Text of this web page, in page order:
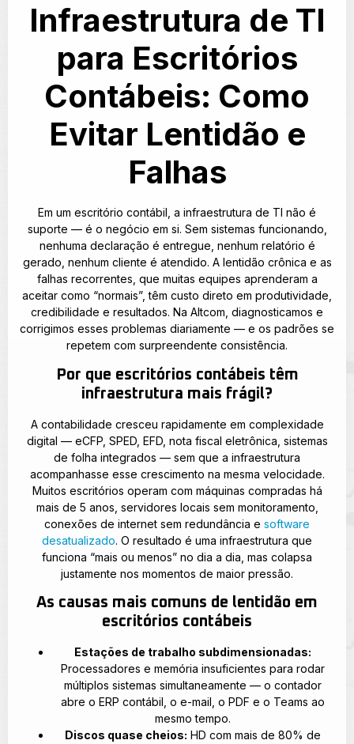
Infraestrutura de TI
para Escritórios
Contábeis: Como
Evitar Lentidão e
Falhas
Em um escritório contábil, a infraestrutura de TI não é
suporte — é o negócio em si. Sem sistemas funcionando,
nenhuma declaração é entregue, nenhum relatório é
gerado, nenhum cliente é atendido. A lentidão crônica e as
falhas recorrentes, que muitas equipes aprenderam a
aceitar como “normais”, têm custo direto em produtividade,
credibilidade e resultados. Na Altcom, diagnosticamos e
corrigimos esses problemas diariamente — e os padrões se
repetem com surpreendente consistência.
Por que escritórios contábeis têm
infraestrutura mais frágil?
A contabilidade cresceu rapidamente em complexidade
digital — eCFP, SPED, EFD, nota fiscal eletrônica, sistemas
de folha integrados — sem que a infraestrutura
acompanhasse esse crescimento na mesma velocidade.
Muitos escritórios operam com máquinas compradas há
mais de 5 anos, servidores locais sem monitoramento,
conexões de internet sem redundância e software
desatualizado. O resultado é uma infraestrutura que
funciona “mais ou menos” no dia a dia, mas colapsa
justamente nos momentos de maior pressão.
As causas mais comuns de lentidão em
escritórios contábeis
Estações de trabalho subdimensionadas:
Processadores e memória insuficientes para rodar
múltiplos sistemas simultaneamente — o contador
abre o ERP contábil, o e-mail, o PDF e o Teams ao
mesmo tempo.
Discos quase cheios: HD com mais de 80% de